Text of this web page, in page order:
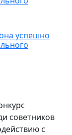
успешно
советников
с